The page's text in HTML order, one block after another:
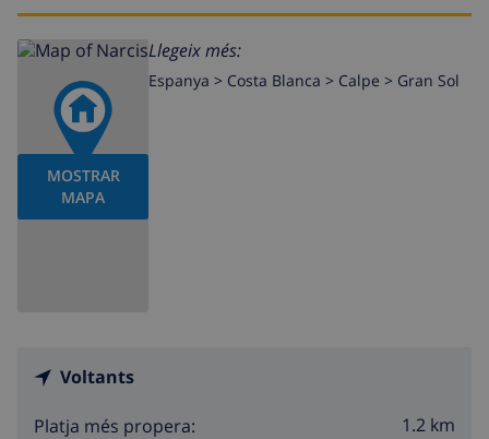
MOSTRAR
MAPA
Llegeix més:
Espanya > Costa Blanca > Calpe > Gran Sol
Voltants
Platja més propera:
1.2 km